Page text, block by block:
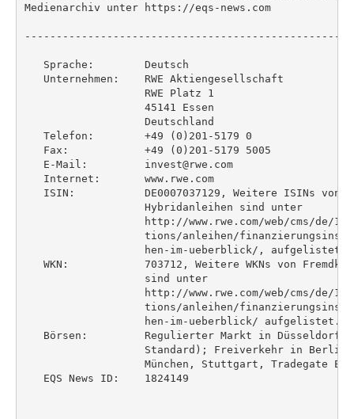
Medienarchiv unter https://eqs-news.com
   Sprache:        Deutsch
   Unternehmen:    RWE Aktiengesellschaft
                   RWE Platz 1
                   45141 Essen
                   Deutschland
   Telefon:        +49 (0)201-5179 0
   Fax:            +49 (0)201-5179 5005
   E-Mail:         invest@rwe.com
   Internet:       www.rwe.com
ISIN:           DE0007037129, Weitere ISINs von
                   Hybridanleihen sind unter
http://www.rwe.com/web/cms/de/
tions/anleihen/
                   hen-im-ueberblick/, aufgelistet.,
WKN:            703712, Weitere WKNs von
                   sind unter
http://www.rwe.com/web/cms/de/
tions/anleihen/
                   hen-im-ueberblick/ aufgelistet.
Börsen:         Regulierter Markt in Düsseldorf,
Standard); Freiverkehr in
München, Stuttgart, Tradegate
   EQS News ID:    1824149